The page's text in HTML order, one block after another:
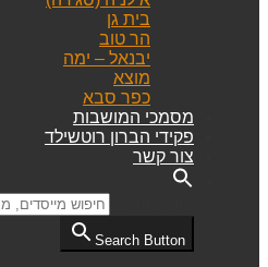
בית גן
הר טוב
יבנאל – ימה
מוצא
כפר סבא
מסמכי המושבות
פקידי הברון רוטשילד
צור קשר
Search Button